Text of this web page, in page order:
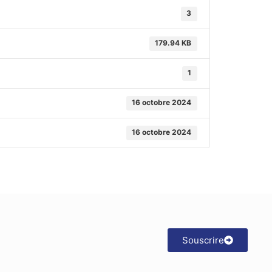
3
179.94 KB
1
16 octobre 2024
16 octobre 2024
Souscrire